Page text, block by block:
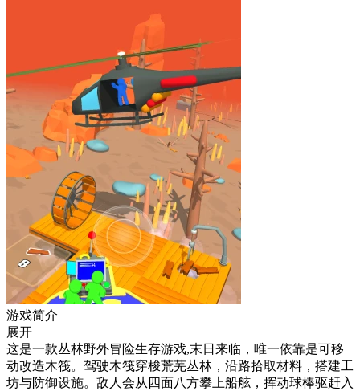
游戏简介
展开
这是一款丛林野外冒险生存游戏,末日来临，唯一依靠是可移
动改造木筏。驾驶木筏穿梭荒芜丛林，沿路拾取材料，搭建工
坊与防御设施。敌人会从四面八方攀上船舷，挥动球棒驱赶入